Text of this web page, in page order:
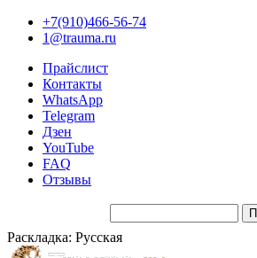
+7(910)466-56-74
1@trauma.ru
Прайслист
Контакты
WhatsApp
Telegram
Дзен
YouTube
FAQ
Отзывы
Раскладка: Русская